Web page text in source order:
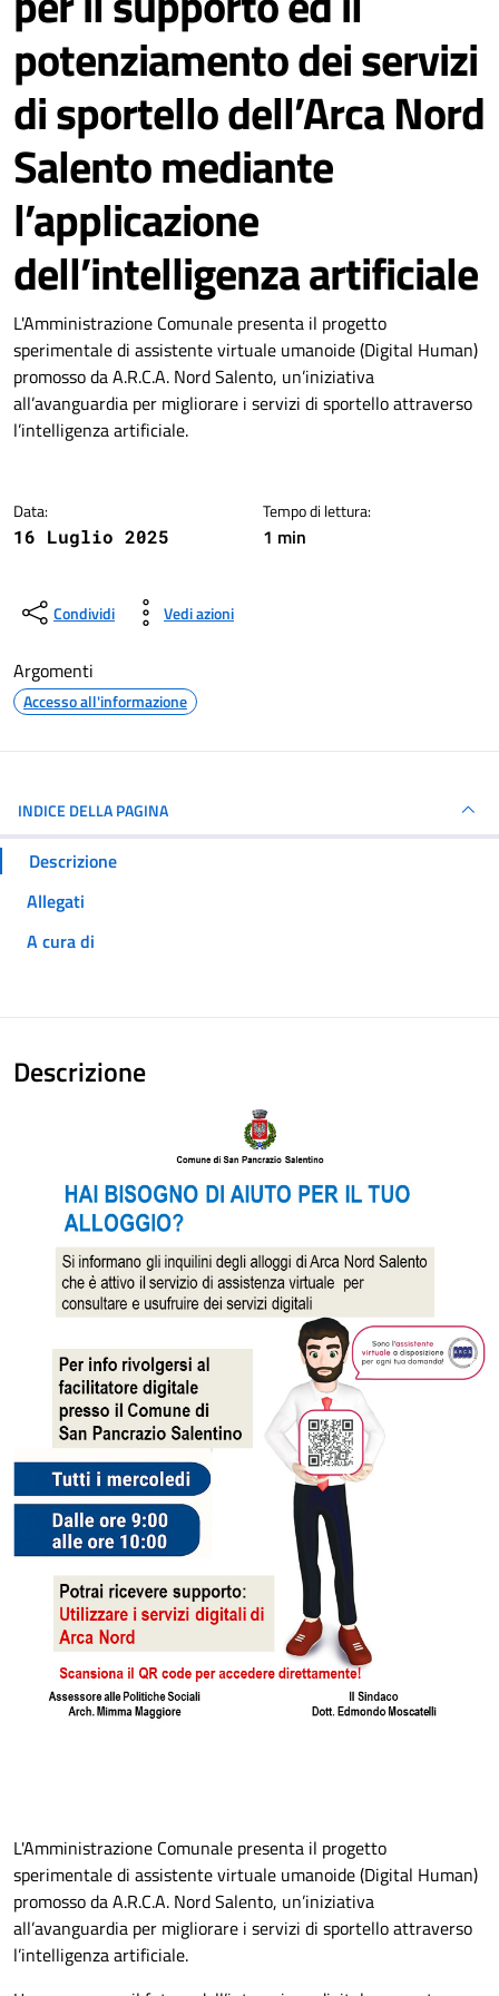
potenziamento dei servizi
di sportello dell’Arca Nord
Salento mediante
l’applicazione
dell’intelligenza artificiale
Dettagli della notizia
L'Amministrazione Comunale presenta il progetto
sperimentale di assistente virtuale umanoide (Digital Human)
promosso da A.R.C.A. Nord Salento, un’iniziativa
all’avanguardia per migliorare i servizi di sportello attraverso
l’intelligenza artificiale.
Data:
16 Luglio 2025
Tempo di lettura:
1 min
Condividi Vedi azioni
Argomenti
Accesso all'informazione
INDICE DELLA PAGINA
Descrizione
Allegati
A cura di
Descrizione
L'Amministrazione Comunale presenta il progetto
sperimentale di assistente virtuale umanoide (Digital Human)
promosso da A.R.C.A. Nord Salento, un’iniziativa
all’avanguardia per migliorare i servizi di sportello attraverso
l’intelligenza artificiale.